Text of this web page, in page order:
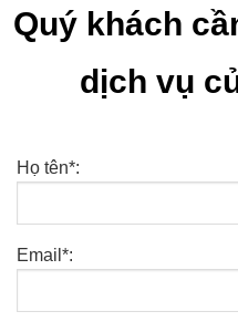
Quý khách
dịch vụ
Họ tên*:
Email*: